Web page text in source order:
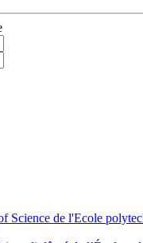
Science de l'Ecole